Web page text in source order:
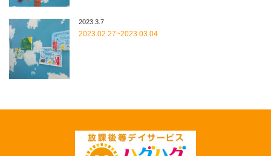
2023.3.7
2023.02.27~2023.03.04